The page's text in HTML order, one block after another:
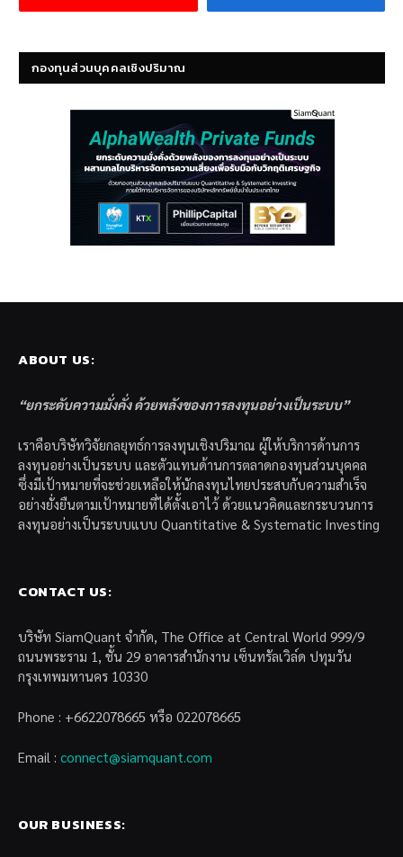
กองทุนส่วนบุคคลเชิงปริมาณ
ABOUT US:
“ยกระดับความมั่งคั่ง ด้วยพลังของการลงทุนอย่างเป็นระบบ”
เราคือบริษัทวิจัยกลยุทธ์การลงทุนเชิงปริมาณ ผู้ให้บริการด้านการ
ลงทุนอย่างเป็นระบบ และตัวแทนด้านการตลาดกองทุนส่วนบุคคล
ซึ่งมีเป้าหมายที่จะช่วยเหลือให้นักลงทุนไทยประสบกับความสำเร็จ
อย่างยั่งยืนตามเป้าหมายที่ได้ตั้งเอาไว้ ด้วยแนวคิดและกระบวนการ
ลงทุนอย่างเป็นระบบแบบ Quantitative & Systematic Investing
CONTACT US:
บริษัท SiamQuant จำกัด, The Office at Central World 999/9
ถนนพระราม 1, ชั้น 29 อาคารสำนักงาน เซ็นทรัลเวิล์ด ปทุมวัน
กรุงเทพมหานคร 10330
Phone : +6622078665 หรือ 022078665
Email : connect@siamquant.com
OUR BUSINESS: